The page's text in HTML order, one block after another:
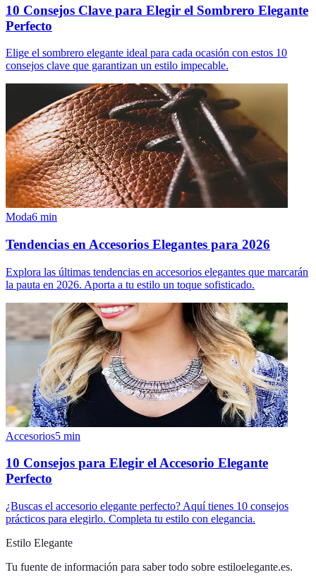
10 Consejos Clave para Elegir el Sombrero Elegante
Perfecto
Elige el sombrero elegante ideal para cada ocasión con estos 10
consejos clave que garantizan un estilo impecable.
Moda6 min
Tendencias en Accesorios Elegantes para 2026
Explora las últimas tendencias en accesorios elegantes que marcarán
la pauta en 2026. Aporta a tu estilo un toque sofisticado.
Accesorios5 min
10 Consejos para Elegir el Accesorio Elegante
Perfecto
¿Buscas el accesorio elegante perfecto? Aquí tienes 10 consejos
prácticos para elegirlo. Completa tu estilo con elegancia.
Estilo Elegante
Tu fuente de información para saber todo sobre estiloelegante.es.